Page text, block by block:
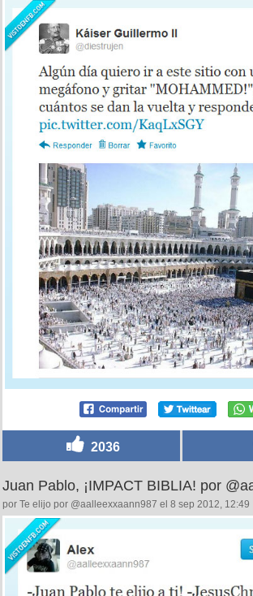
2036
Juan Pablo, ¡IMPACT BIBLIA! por
por Te elijo por @aalleexxaann987 el 8 sep 2012, 12:49